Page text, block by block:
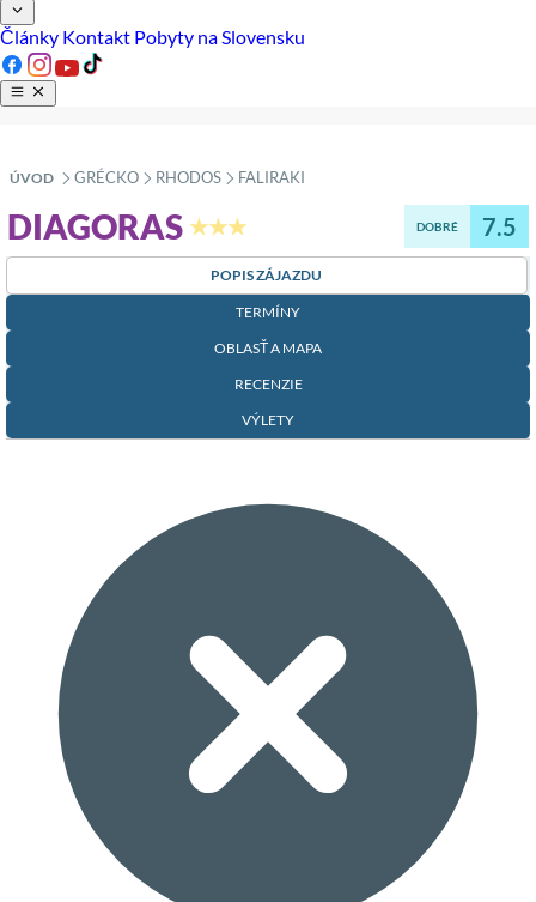
Články Kontakt Pobyty na Slovensku
ÚVOD »
GRÉCKO »
RHODOS »
FALIRAKI
DIAGORAS ★★★ DOBRÉ 7.5
POPIS ZÁJAZDU
TERMÍNY
OBLASŤ A MAPA
RECENZIE
VÝLETY